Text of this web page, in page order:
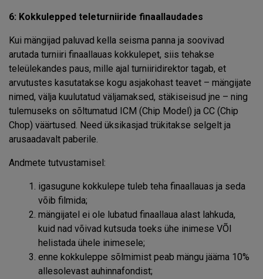
6: Kokkulepped teleturniiride finaallaudades
Kui mängijad paluvad kella seisma panna ja soovivad
arutada turniiri finaallauas kokkulepet, siis tehakse
teleülekandes paus, mille ajal turniiridirektor tagab, et
arvutustes kasutatakse kogu asjakohast teavet – mängijate
nimed, välja kuulutatud väljamaksed, stäkiseisud jne – ning
tulemuseks on sõltumatud ICM (Chip Model) ja CC (Chip
Chop) väärtused. Need üksikasjad trükitakse selgelt ja
arusaadavalt paberile.
Andmete tutvustamisel:
igasugune kokkulepe tuleb teha finaallauas ja seda
võib filmida;
mängijatel ei ole lubatud finaallaua alast lahkuda,
kuid nad võivad kutsuda toeks ühe inimese VÕI
helistada ühele inimesele;
enne kokkuleppe sõlmimist peab mängu jääma 10%
allesolevast auhinnafondist;